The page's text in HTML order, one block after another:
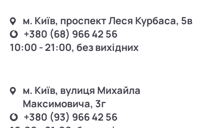
м. Київ, проспект Леся Курбаса, 5в
+380 (68) 966 42 56
10:00 - 21:00, без вихідних
м. Київ, вулиця Михайла
Максимовича, 3г
+380 (93) 966 42 56